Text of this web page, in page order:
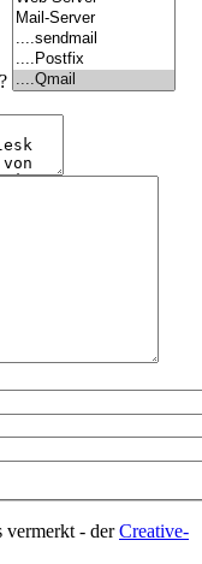
vermerkt - derCreative-